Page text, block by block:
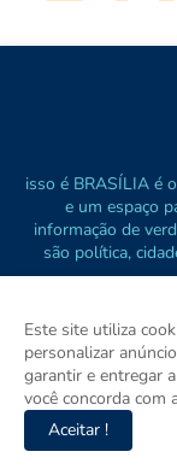
isso é BRASÍLIA é
e um espaço
informação de
são política,
Este site utiliza
personalizar
garantir e entregar
você concorda com
Aceitar !